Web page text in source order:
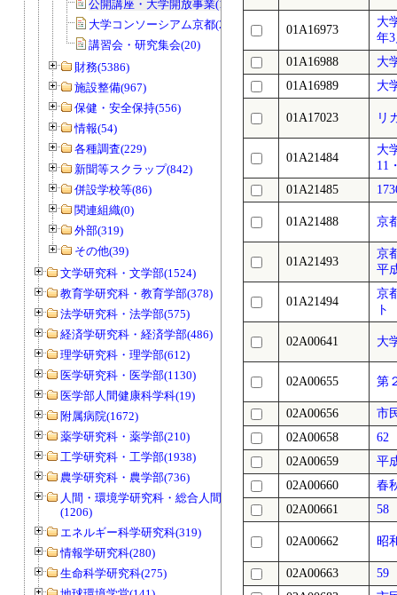
公開講座・大学開放事業(139)
大学コンソーシアム京都(25)
講習会・研究集会(20)
財務(5386)
施設整備(967)
保健・安全保持(556)
情報(54)
各種調査(229)
新聞等スクラップ(842)
併設学校等(86)
関連組織(0)
外部(319)
その他(39)
文学研究科・文学部(1524)
教育学研究科・教育学部(378)
法学研究科・法学部(575)
経済学研究科・経済学部(486)
理学研究科・理学部(612)
医学研究科・医学部(1130)
医学部人間健康科学科(19)
附属病院(1672)
薬学研究科・薬学部(210)
工学研究科・工学部(1938)
農学研究科・農学部(736)
人間・環境学研究科・総合人間学部
(1206)
エネルギー科学研究科(319)
情報学研究科(280)
生命科学研究科(275)
01A16973
大
年
01A16988
大
01A16989
大
01A17023 リ
01A21484
大
11
01A21485
01A21488 京
01A21493
京
平
01A21494
京
ト
02A00641 大
02A00655 第
02A00656
市
02A00658
62
02A00659
平
02A00660
春
02A00661
58
02A00662 昭
02A00663
59